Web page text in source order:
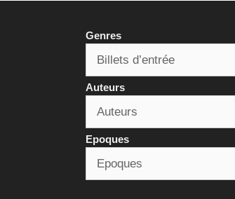
Genres
Auteurs
Epoques